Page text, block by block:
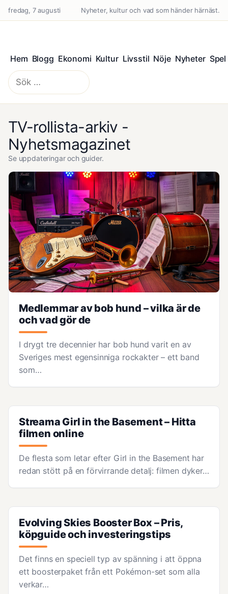
fredag, 7 augusti Nyheter, kultur och vad som händer härnäst.
Hem Blogg Ekonomi Kultur Livsstil Nöje Nyheter Spel
Sök
efter:
TV-rollista-arkiv -
Nyhetsmagazinet
Se uppdateringar och guider.
Medlemmar av bob hund – vilka är de
och vad gör de
I drygt tre decennier har bob hund varit en av
Sveriges mest egensinniga rockakter – ett band
som…
Streama Girl in the Basement – Hitta
filmen online
De flesta som letar efter Girl in the Basement har
redan stött på en förvirrande detalj: filmen dyker…
Evolving Skies Booster Box – Pris,
köpguide och investeringstips
Det finns en speciell typ av spänning i att öppna
ett boosterpaket från ett Pokémon-set som alla
verkar…